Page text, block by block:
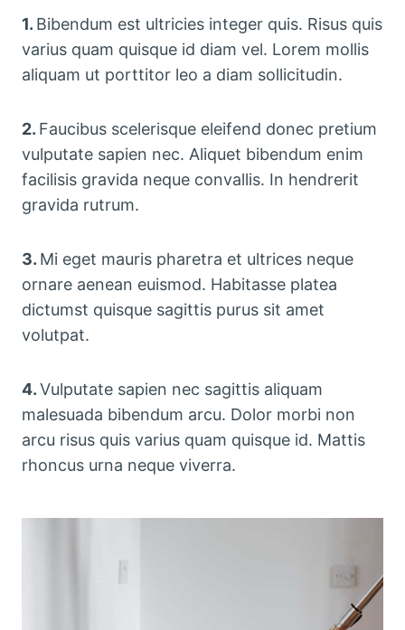
1. Bibendum est ultricies integer quis. Risus quis
varius quam quisque id diam vel. Lorem mollis
aliquam ut porttitor leo a diam sollicitudin.
2. Faucibus scelerisque eleifend donec pretium
vulputate sapien nec. Aliquet bibendum enim
facilisis gravida neque convallis. In hendrerit
gravida rutrum.
3. Mi eget mauris pharetra et ultrices neque
ornare aenean euismod. Habitasse platea
dictumst quisque sagittis purus sit amet
volutpat.
4.Vulputate sapien nec sagittis aliquam
malesuada bibendum arcu. Dolor morbi non
arcu risus quis varius quam quisque id. Mattis
rhoncus urna neque viverra.